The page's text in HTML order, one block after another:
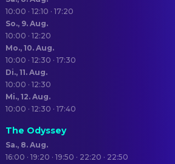
10:00 · 12:10 · 17:20
So., 9. Aug.
10:00 · 12:20
Mo., 10. Aug.
10:00 · 12:30 · 17:30
Di., 11. Aug.
10:00 · 12:30
Mi., 12. Aug.
10:00 · 12:30 · 17:40
The Odyssey
Sa., 8. Aug.
16:00 · 19:20 · 19:50 · 22:20 · 22:50